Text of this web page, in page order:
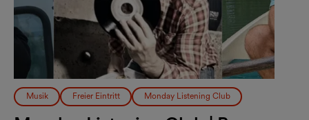
Musik Freier Eintritt Monday Listening Club